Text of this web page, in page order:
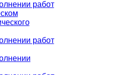
работ
работ